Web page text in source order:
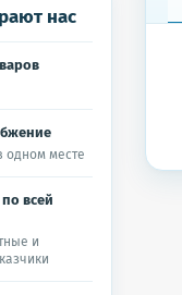
нас
одном месте
всей
и